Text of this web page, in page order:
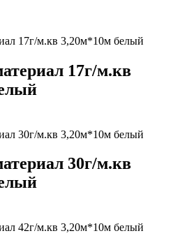
17г/м.кв
30г/м.кв